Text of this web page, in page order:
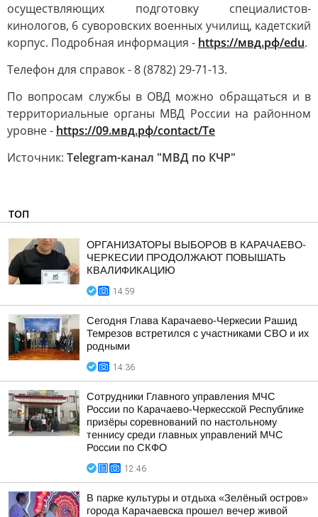
осуществляющих подготовку специалистов-
кинологов, 6 суворовских военных училищ, кадетский
корпус. Подробная информация - https://мвд.рф/edu.
Телефон для справок - 8 (8782) 29-71-13.
По вопросам службы в ОВД можно обращаться и в
территориальные органы МВД России на районном
уровне - https://09.мвд.рф/contact/Te
Источник: Telegram-канал "МВД по КЧР"
ТОП
ОРГАНИЗАТОРЫ ВЫБОРОВ В КАРАЧАЕВО-
ЧЕРКЕСИИ ПРОДОЛЖАЮТ ПОВЫШАТЬ
КВАЛИФИКАЦИЮ
14:59
Сегодня Глава Карачаево-Черкесии Рашид
Темрезов встретился с участниками СВО и их
родными
14:36
Сотрудники Главного управления МЧС
России по Карачаево-Черкесской Республике
призёры соревнований по настольному
теннису среди главных управлений МЧС
России по СКФО
12:46
В парке культуры и отдыха «Зелёный остров»
города Карачаевска прошел вечер живой